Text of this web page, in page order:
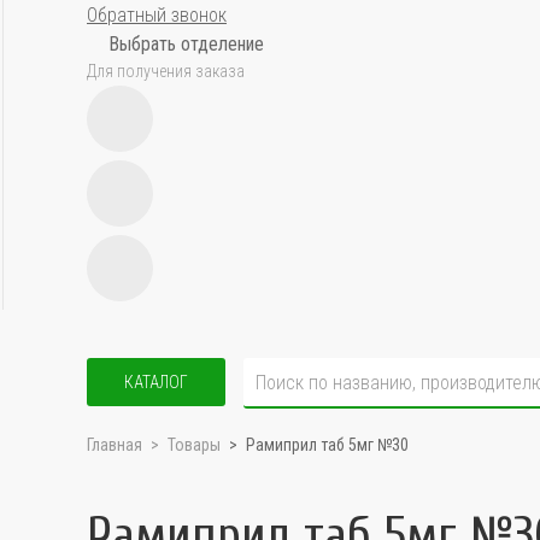
Обратный звонок
Выбрать отделение
Для получения заказа
КАТАЛОГ
Главная Товары Рамиприл таб 5мг №30